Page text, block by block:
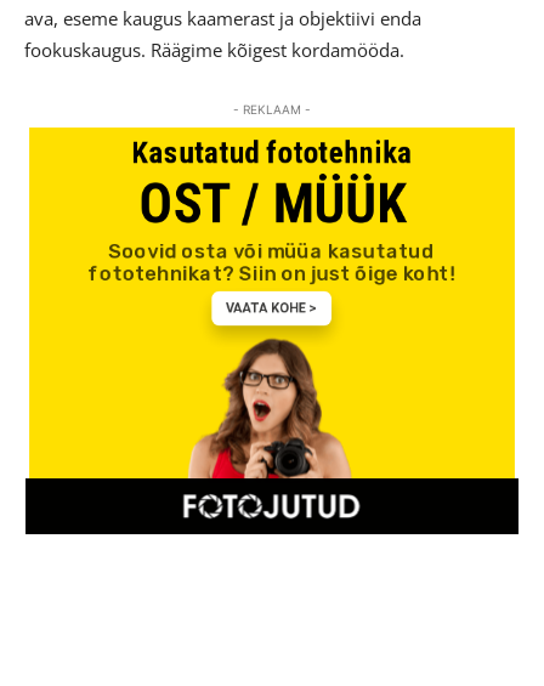
ava, eseme kaugus kaamerast ja objektiivi enda
fookuskaugus. Räägime kõigest kordamööda.
- REKLAAM -